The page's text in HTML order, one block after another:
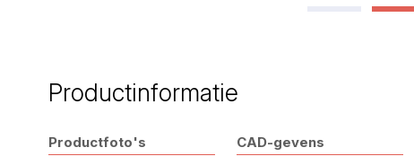
Productinformatie
Productfoto's CAD-gevens